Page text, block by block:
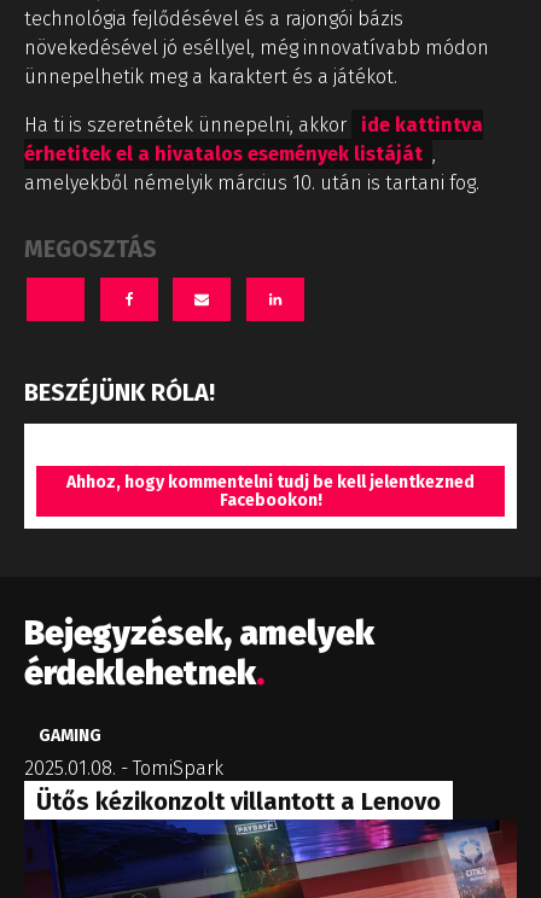
technológia fejlődésével és a rajongói bázis
növekedésével jó eséllyel, még innovatívabb módon
ünnepelhetik meg a karaktert és a játékot.
Ha ti is szeretnétek ünnepelni, akkor
ide kattintva
érhetitek el a hivatalos események listáját ,
amelyekből némelyik március 10. után is tartani fog.
MEGOSZTÁS
BESZÉJÜNK RÓLA!
Ahhoz, hogy kommentelni tudj be kell jelentkezned
Facebookon!
Bejegyzések, amelyek
érdeklehetnek.
GAMING
2025.01.08. -TomiSpark
Ütős kézikonzolt villantott a Lenovo